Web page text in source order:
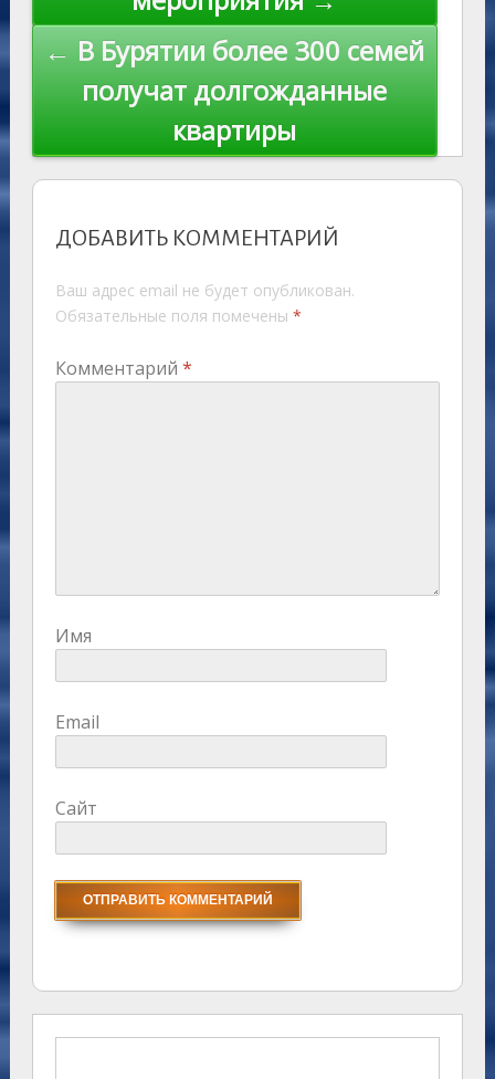
← В Бурятии более 300 семей
получат долгожданные
квартиры
ДОБАВИТЬ КОММЕНТАРИЙ
Ваш адрес email не будет опубликован.
Обязательные поля помечены *
Комментарий *
Имя
Email
Сайт